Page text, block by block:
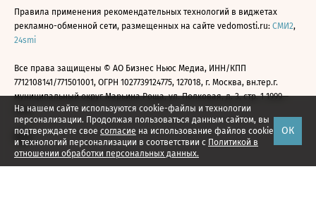
На нашем сайте используются cookie-файлы и технологии
персонализации. Продолжая пользоваться данным сайтом, вы
подтверждаете свое согласие на использование файлов cookie
и технологий персонализации в соответствии с Политикой в
отношении обработки персональных данных.
ОК
Правила применения рекомендательных технологий в виджетах
рекламно-обменной сети, размещенных на сайте vedomosti.ru: СМИ2,
24smi
Все права защищены © АО Бизнес Ньюс Медиа, ИНН/КПП
7712108141/771501001, ОГРН 1027739124775, 127018, г. Москва, вн.тер.г.
муниципальный округ Марьина Роща, ул. Полковая, д. 3, стр. 1 1999—
2026